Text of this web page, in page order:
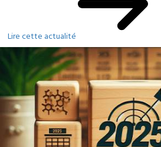
Lire cette actualité